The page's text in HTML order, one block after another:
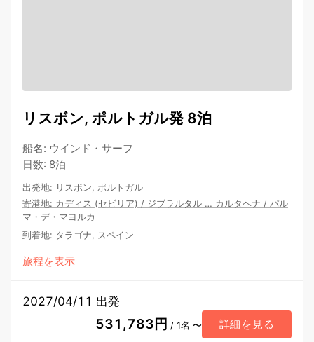
リスボン, ポルトガル発 8泊
船名: ウインド・サーフ
日数: 8泊
出発地: リスボン, ポルトガル
寄港地: カディス (セビリア) / ジブラルタル … カルタヘナ / パル
マ・デ・マヨルカ
到着地: タラゴナ, スペイン
旅程を表示
2027/04/11 出発
531,783円 / 1名 〜 詳細を見る